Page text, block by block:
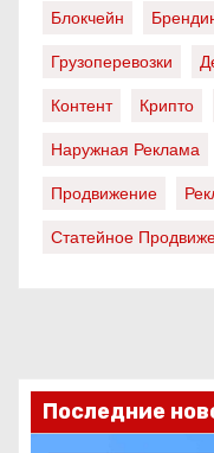
Блокчейн
Грузоперевозки
Контент
Крипто
Наружная Реклама
Продвижение
Статейное
Последние